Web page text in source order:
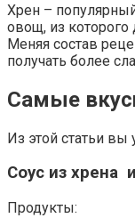
Хрен –
овощ, из которого
Меняя состав
получать более
Самые
Из этой статьи вы
Соус из хрена
Продукты: